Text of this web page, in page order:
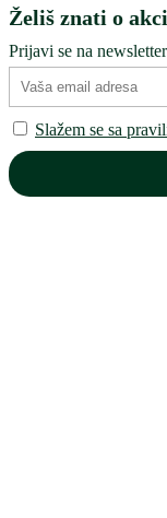
Želiš znati o
Prijavi se na newsletter
Slažem se sa